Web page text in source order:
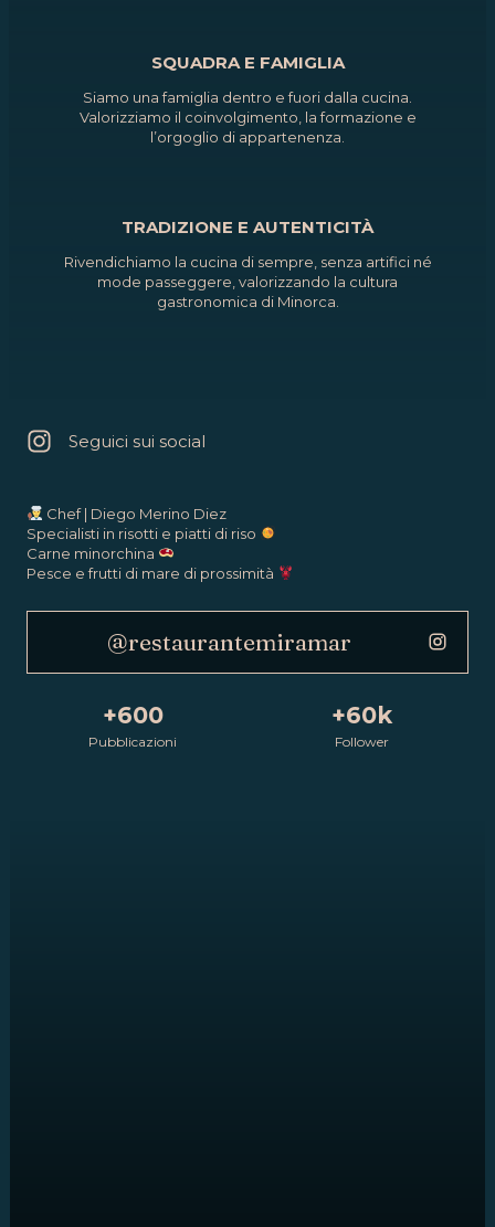
SQUADRA E FAMIGLIA
Siamo una famiglia dentro e fuori dalla cucina.
Valorizziamo il coinvolgimento, la formazione e
l’orgoglio di appartenenza.
TRADIZIONE E AUTENTICITÀ
Rivendichiamo la cucina di sempre, senza artifici né
mode passeggere, valorizzando la cultura
gastronomica di Minorca.
Seguici sui social
Chef | Diego Merino Diez
Specialisti in risotti e piatti di riso
Carne minorchina
Pesce e frutti di mare di prossimità
@restaurantemiramar
+600
Pubblicazioni
+60k
Follower